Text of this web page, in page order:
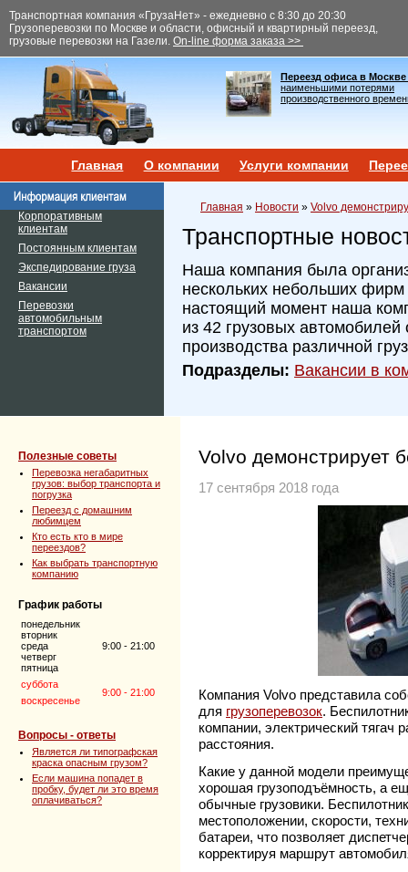
Транспортная компания «ГрузаНет» - ежедневно с 8:30 до 20:30
Грузоперевозки по Москве и области, офисный и квартирный переезд,
грузовые перевозки на Газели. On-line форма заказа >>
Переезд офиса в Москве
наименьшими потерями
производственного
Главная О компании Услуги компании
Корпоративным
клиентам
Постоянным клиентам
Экспедирование груза
Вакансии
Перевозки
автомобильным
транспортом
Главная » Новости » Volvo
Транспортные
Наша компания была
нескольких небольших фирм
настоящий момент наша
из 42 грузовых автомобилей
производства различной
Подразделы: Вакансии в
Полезные советы
Перевозка негабаритных
грузов: выбор транспорта и
погрузка
Переезд с домашним
любимцем
Кто есть кто в мире
переездов?
Как выбрать транспортную
компанию
График работы
понедельник
вторник
среда
четверг
пятница
9:00 - 21:00
суббота
9:00 - 21:00
воскресенье
Вопросы - ответы
Является ли типографская
краска опасным грузом?
Если машина попадет в
пробку, будет ли это время
оплачиваться?
Volvo демонстрирует
17 сентября 2018 года
Компания Volvo представила
для грузоперевозок.
компании, электрический тягач
расстояния.
Какие у данной модели
хорошая грузоподъёмность, а
обычные грузовики.
местоположении, скорости,
батареи, что позволяет
корректируя маршрут